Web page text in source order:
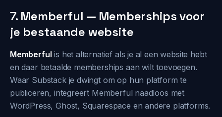
7. Memberful — Memberships voor
je bestaande website
Memberful is het alternatief als je al een website hebt
en daar betaalde memberships aan wilt toevoegen.
Waar Substack je dwingt om op hun platform te
publiceren, integreert Memberful naadloos met
WordPress, Ghost, Squarespace en andere platforms.